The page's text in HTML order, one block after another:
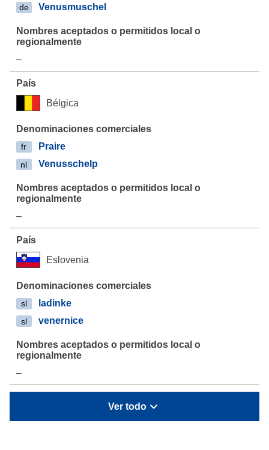
de Venusmuschel
–
Bélgica
fr Praire
nl Venusschelp
–
Eslovenia
sl ladinke
sl venernice
–
Ver todo